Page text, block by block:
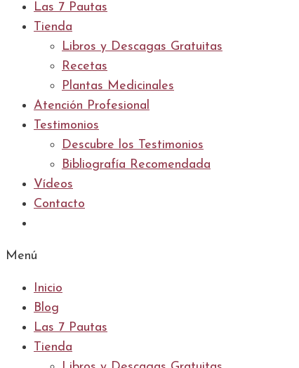
Las 7 Pautas
Tienda
Libros y Descagas Gratuitas
Recetas
Plantas Medicinales
Atención Profesional
Testimonios
Descubre los Testimonios
Bibliografía Recomendada
Vídeos
Contacto
Menú
Inicio
Blog
Las 7 Pautas
Tienda